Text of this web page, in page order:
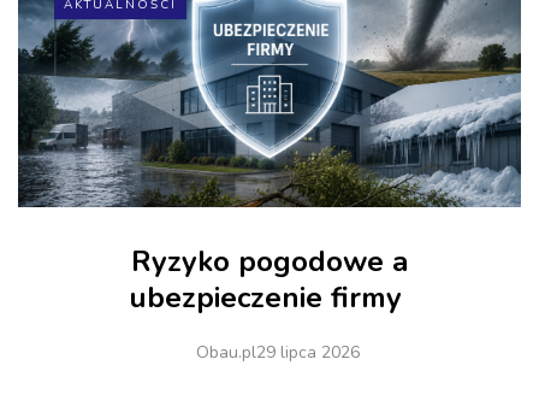
AKTUALNOŚCI
Ryzyko pogodowe a
ubezpieczenie firmy
Obau.pl29 lipca 2026